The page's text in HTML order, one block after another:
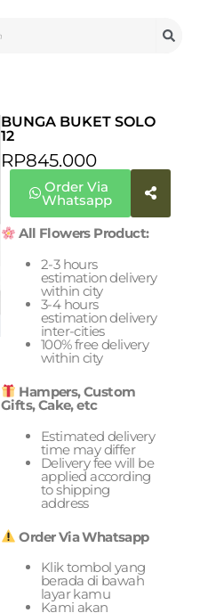
BUNGA BUKET SOLO
12
RP845.000
Order Via
Whatsapp
All Flowers Product:
2-3 hours
estimation delivery
within city
3-4 hours
estimation delivery
inter-cities
100% free delivery
within city
Hampers, Custom
Gifts, Cake, etc
Estimated delivery
time may differ
Delivery fee will be
applied according
to shipping
address
Order Via Whatsapp
Klik tombol yang
berada di bawah
layar kamu
Kami akan